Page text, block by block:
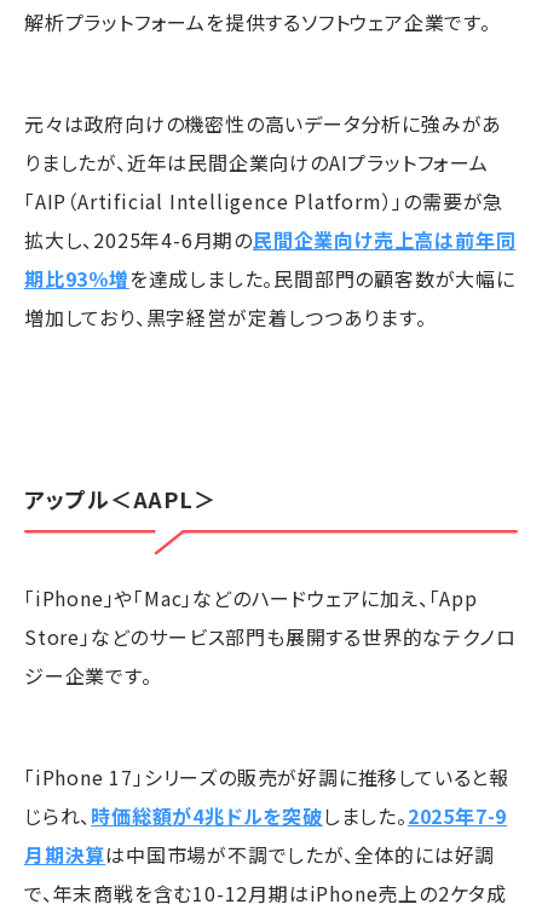
解析プラットフォームを提供するソフトウェア企業です。
元々は政府向けの機密性の高いデータ分析に強みがあ
りましたが、近年は民間企業向けのAIプラットフォーム
「AIP（Artificial Intelligence Platform）」の需要が急
拡大し、2025年4-6月期の民間企業向け売上高は前年同
期比93％増を達成しました。民間部門の顧客数が大幅に
増加しており、黒字経営が定着しつつあります。
アップル＜AAPL＞
「iPhone」や「Mac」などのハードウェアに加え、「App
Store」などのサービス部門も展開する世界的なテクノロ
ジー企業です。
「iPhone 17」シリーズの販売が好調に推移していると報
じられ、時価総額が4兆ドルを突破しました。2025年7-9
月期決算は中国市場が不調でしたが、全体的には好調
で、年末商戦を含む10-12月期はiPhone売上の2ケタ成